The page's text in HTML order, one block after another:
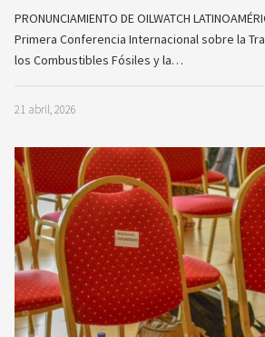
PRONUNCIAMIENTO DE OILWATCH
Primera Conferencia Internacional sobre la
los Combustibles Fósiles y la…
21 abril, 2026